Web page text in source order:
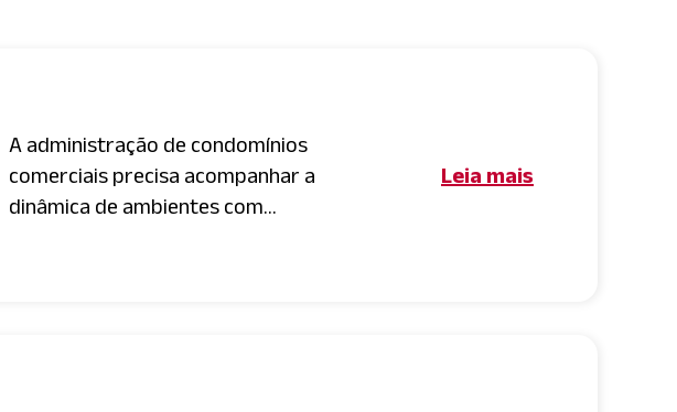
A administração de condomínios
comerciais precisa acompanhar a
dinâmica de ambientes com...
Leia mais